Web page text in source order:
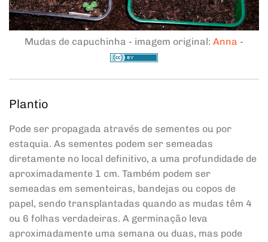
Mudas de capuchinha - imagem original: Anna -
Plantio
Pode ser propagada através de sementes ou por
estaquia. As sementes podem ser semeadas
diretamente no local definitivo, a uma profundidade de
aproximadamente 1 cm. Também podem ser
semeadas em sementeiras, bandejas ou copos de
papel, sendo transplantadas quando as mudas têm 4
ou 6 folhas verdadeiras. A germinação leva
aproximadamente uma semana ou duas, mas pode